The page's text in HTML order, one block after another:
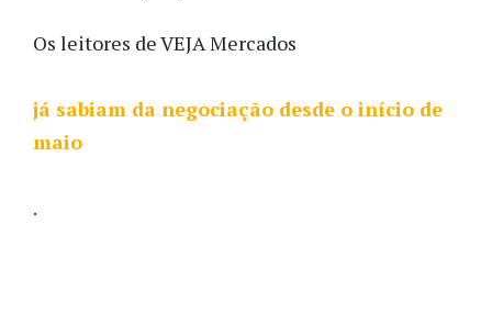
Os leitores de VEJA Mercados
já sabiam da negociação desde o início de
maio
.